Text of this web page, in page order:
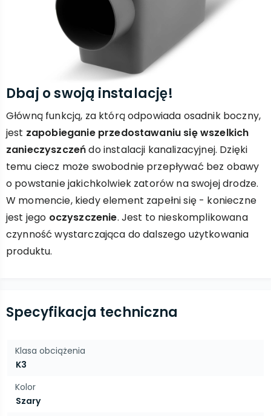
Dbaj o swoją instalację!
Główną funkcją, za którą odpowiada osadnik boczny,
jest zapobieganie przedostawaniu się wszelkich
zanieczyszczeńdo instalacji kanalizacyjnej. Dzięki
temu ciecz może swobodnie przepływać bez obawy
o powstanie jakichkolwiek zatorów na swojej drodze.
W momencie, kiedy element zapełni się - konieczne
jest jego oczyszczenie. Jest to nieskomplikowana
czynność wystarczająca do dalszego użytkowania
produktu.
Specyfikacja techniczna
Klasa obciążenia
K3
Kolor
Szary